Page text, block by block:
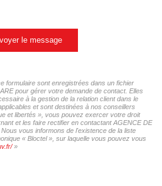
le message
formulaire sont enregistrées dans un fichier
pour gérer votre demande de contact. Elles
à la gestion de la relation client dans le
et sont destinées à nos conseillers
et libertés », vous pouvez exercer votre droit
et les faire rectifier en contactant AGENCE DE
vous informons de l'existence de la liste
« Bloctel », sur laquelle vous pouvez vous
»